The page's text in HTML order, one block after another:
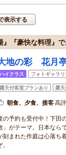
表示する
『豪快な料理』
地の彩 花月
ハイクラス フォトギャラリ
露天付客室プランあり 露天
朝食、夕食、接客高
の予約も受付中！下田
」がテーマ。日本なら
刻まれた作庭は心落ち
。